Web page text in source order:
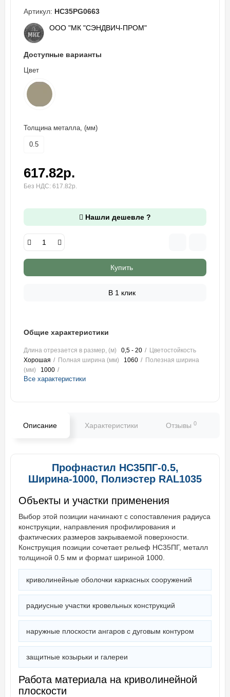
Артикул: HC35PG0663
ООО "МК "СЭНДВИЧ-ПРОМ"
Доступные варианты
Цвет
Толщина металла, (мм)
0.5
617.82р.
Без НДС: 617.82р.
Нашли дешевле ?
Купить
В 1 клик
Общие характеристики
Длина отрезается в размер, (м) 0,5 - 20
Цветостойкость
Хорошая
Полная ширина (мм) 1060
Полезная ширина
(мм)
1000
Все характеристики
Описание Характеристики Отзывы 0
Профнастил НС35ПГ-0.5,
Ширина-1000, Полиэстер RAL1035
Объекты и участки применения
Выбор этой позиции начинают с сопоставления радиуса
конструкции, направления профилирования и
фактических размеров закрываемой поверхности.
Конструкция позиции сочетает рельеф НС35ПГ, металл
толщиной 0.5 мм и формат шириной 1000.
криволинейные оболочки каркасных сооружений
радиусные участки кровельных конструкций
наружные плоскости ангаров с дуговым контуром
защитные козырьки и галереи
Работа материала на криволинейной
плоскости